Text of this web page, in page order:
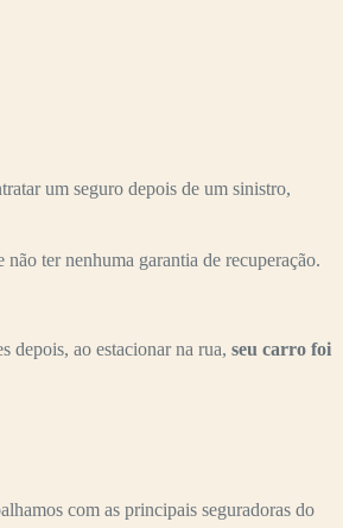
um seguro depois de um sinistro,
ter nenhuma garantia de recuperação.
depois, ao estacionar na rua, seu carro foi
com as principais seguradoras do